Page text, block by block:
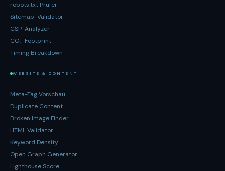
robots.txt Prüfer
Sitemap-Validator
CSP-Analyzer
CO₂-Footprint
Timing Breakdown
WEBSITE & CONTENT
Meta-Tag Vorschau
Duplicate Content
Broken Image Finder
HTML Validator
Keyword Density
Open Graph Generator
Lighthouse Score